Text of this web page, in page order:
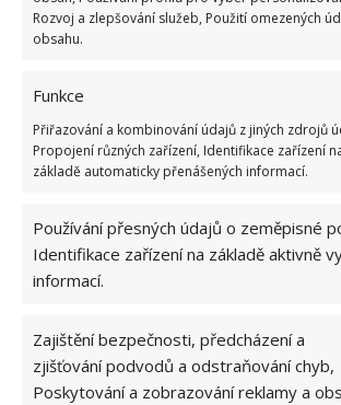
Rozvoj a zlepšování služeb, Použití omezených
obsahu.
Funkce
Přiřazování a kombinování údajů z jiných zdrojů
Propojení různých zařízení, Identifikace zařízení
základě automaticky přenášených informací.
Používání přesných údajů o zeměpisné
Identifikace zařízení na základě aktivně
informací.
Zajištění bezpečnosti, předcházení a
zjišťování podvodů a odstraňování chyb,
Poskytování a zobrazování reklamy a